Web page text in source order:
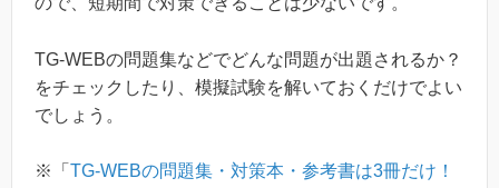
TG-WEBの問題集などでどんな問題が出題されるか？
をチェックしたり、模擬試験を解いておくだけでよい
でしょう。
※「 TG-WEBの問題集・対策本・参考書は3冊だけ！